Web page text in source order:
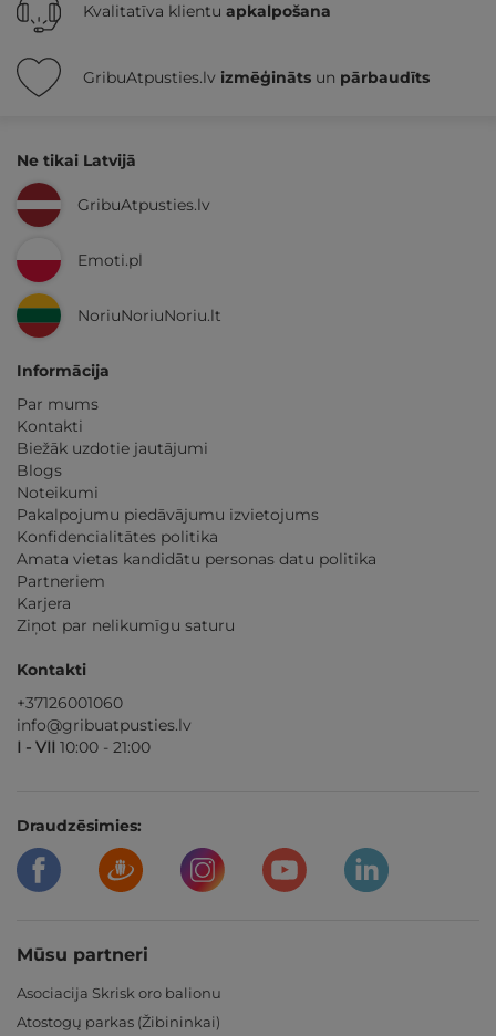
Kvalitatīva klientu apkalpošana
GribuAtpusties.lv izmēģināts un pārbaudīts
Ne tikai Latvijā
GribuAtpusties.lv
Emoti.pl
NoriuNoriuNoriu.lt
Informācija
Par mums
Kontakti
Biežāk uzdotie jautājumi
Blogs
Noteikumi
Pakalpojumu piedāvājumu izvietojums
Konfidencialitātes politika
Amata vietas kandidātu personas datu politika
Partneriem
Karjera
Ziņot par nelikumīgu saturu
Kontakti
+37126001060
info@gribuatpusties.lv
I - VII 10:00 - 21:00
Draudzēsimies:
Mūsu partneri
Asociacija Skrisk oro balionu
Atostogų parkas (Žibininkai)